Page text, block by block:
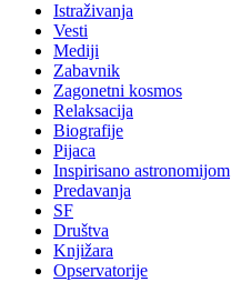
Istraživanja
Vesti
Mediji
Zabavnik
Zagonetni kosmos
Relaksacija
Biografije
Pijaca
Inspirisano astronomijom
Predavanja
SF
Društva
Knjižara
Opservatorije